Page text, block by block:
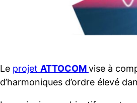
Le projet ATTOCOMvise à
d’harmoniques d’ordre élevé